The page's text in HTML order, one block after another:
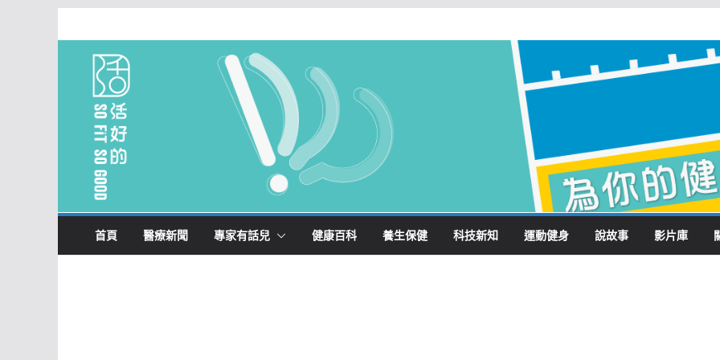
content
首頁 醫療新聞 專家有話兒 健康百科 養生保健 科技新知 運動健身 說故事 影片庫